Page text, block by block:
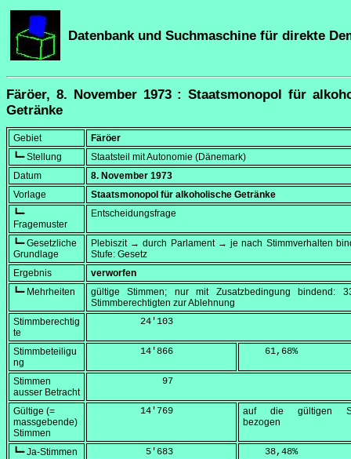
Datenbank und Suchmaschine für direkte
Färöer, 8. November 1973 : Staatsmonopol für
Getränke
Gebiet
Färöer
┗━ Stellung
Staatsteil mit Autonomie (Dänemark)
Datum
8. November 1973
Vorlage
Staatsmonopol für alkoholische Getränke
┗━
Fragemuster
Entscheidungsfrage
┗━ Gesetzliche
Grundlage
Plebiszit → durch Parlament → je nach Stimmverhalten
Stufe: Gesetz
Ergebnis
verworfen
┗━ Mehrheiten
gültige Stimmen; nur mit Zusatzbedingung bindend:
Stimmberechtigten zur Ablehnung
Stimmberechtig
te
         24'103
Stimmbeteiligu
ng
         14'866
    61,68
%
Stimmen
ausser Betracht
             97
Gültige (=
massgebende)
Stimmen
         14'769
auf die gültigen
bezogen
┗━ Ja-Stimmen
          5'683
    38,48
%